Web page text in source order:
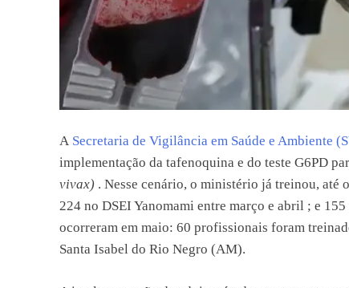
A Secretaria de Vigilância em Saúde e Ambiente
implementação da tafenoquina e do teste G6PD
vivax) . Nesse cenário, o ministério já treinou, até
224 no DSEI Yanomami entre março e abril ; e
ocorreram em maio: 60 profissionais foram
Santa Isabel do Rio Negro (AM).